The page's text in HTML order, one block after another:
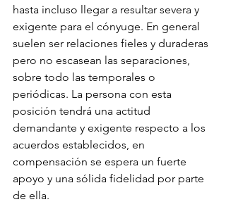
hasta incluso llegar a resultar severa y
exigente para el cónyuge. En general
suelen ser relaciones fieles y duraderas
pero no escasean las separaciones,
sobre todo las temporales o
periódicas. La persona con esta
posición tendrá una actitud
demandante y exigente respecto a los
acuerdos establecidos, en
compensación se espera un fuerte
apoyo y una sólida fidelidad por parte
de ella.